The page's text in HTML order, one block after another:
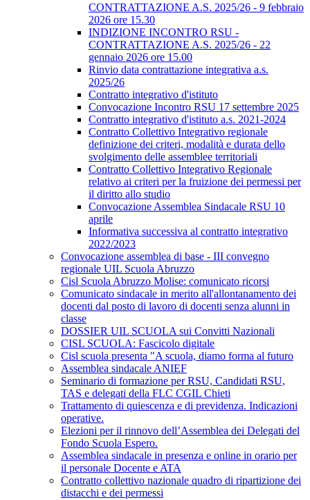
CONTRATTAZIONE A.S. 2025/26 - 9 febbraio
2026 ore 15.30
INDIZIONE INCONTRO RSU -
CONTRATTAZIONE A.S. 2025/26 - 22
gennaio 2026 ore 15.00
Rinvio data contrattazione integrativa a.s.
2025/26
Contratto integrativo d'istituto
Convocazione Incontro RSU 17 settembre 2025
Contratto integrativo d'istituto a.s. 2021-2024
Contratto Collettivo Integrativo regionale
definizione dei criteri, modalità e durata dello
svolgimento delle assemblee territoriali
Contratto Collettivo Integrativo Regionale
relativo ai criteri per la fruizione dei permessi per
il diritto allo studio
Convocazione Assemblea Sindacale RSU 10
aprile
Informativa successiva al contratto integrativo
2022/2023
Convocazione assemblea di base - III convegno
regionale UIL Scuola Abruzzo
Cisl Scuola Abruzzo Molise: comunicato ricorsi
Comunicato sindacale in merito all'allontanamento dei
docenti dal posto di lavoro di docenti senza alunni in
classe
DOSSIER UIL SCUOLA sui Convitti Nazionali
CISL SCUOLA: Fascicolo digitale
Cisl scuola presenta "A scuola, diamo forma al futuro
Assemblea sindacale ANIEF
Seminario di formazione per RSU, Candidati RSU,
TAS e delegati della FLC CGIL Chieti
Trattamento di quiescenza e di previdenza. Indicazioni
operative.
Elezioni per il rinnovo dell’Assemblea dei Delegati del
Fondo Scuola Espero.
Assemblea sindacale in presenza e online in orario per
il personale Docente e ATA
Contratto collettivo nazionale quadro di ripartizione dei
distacchi e dei permessi